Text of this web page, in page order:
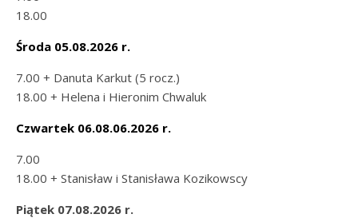
18.00
Środa 05.08.2026 r.
7.00 + Danuta Karkut (5 rocz.)
18.00 + Helena i Hieronim Chwaluk
Czwartek 06.08.06.2026 r.
7.00
18.00 + Stanisław i Stanisława Kozikowscy
Piątek 07.08.2026 r.